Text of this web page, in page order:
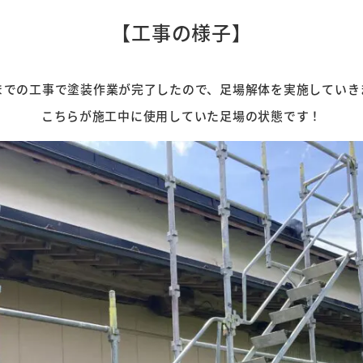
【工事の様子】
の工事で塗装作業が完了したので、足場解体を実施してい
こちらが施工中に使用していた足場の状態です！